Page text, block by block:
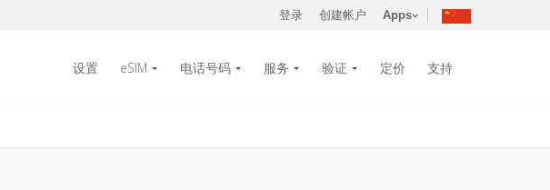
登录 创建帐户 Apps
设置 eSIM 电话号码 服务 验证 定价 支持